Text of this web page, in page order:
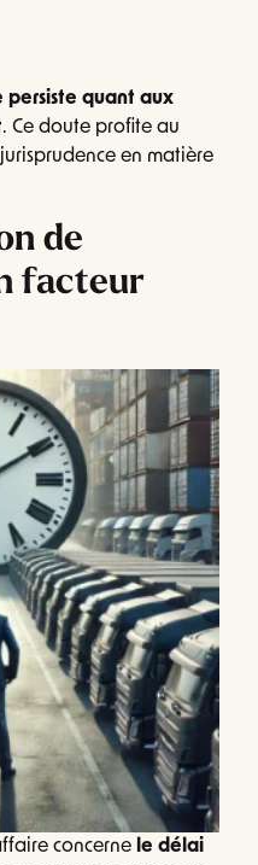
persiste quant aux
. Ce doute profite au
en matière
de
facteur
concerne le délai